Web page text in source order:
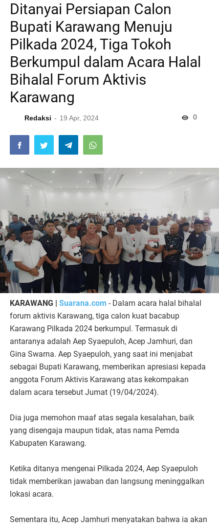
Ditanyai Persiapan Calon
Bupati Karawang Menuju
Pilkada 2024, Tiga Tokoh
Berkumpul dalam Acara Halal
Bihalal Forum Aktivis
Karawang
Redaksi 19 Apr, 2024 0
KARAWANG | Suarana.com - Dalam acara halal bihalal
forum aktivis Karawang, tiga calon kuat bacabup
Karawang Pilkada 2024 berkumpul. Termasuk di
antaranya adalah Aep Syaepuloh, Acep Jamhuri, dan
Gina Swarna. Aep Syaepuloh, yang saat ini menjabat
sebagai Bupati Karawang, memberikan apresiasi kepada
anggota Forum Aktivis Karawang atas kekompakan
dalam acara tersebut Jumat (19/04/2024).
Dia juga memohon maaf atas segala kesalahan, baik
yang disengaja maupun tidak, atas nama Pemda
Kabupaten Karawang.
Ketika ditanya mengenai Pilkada 2024, Aep Syaepuloh
tidak memberikan jawaban dan langsung meninggalkan
lokasi acara.
Sementara itu, Acep Jamhuri menyatakan bahwa ia akan